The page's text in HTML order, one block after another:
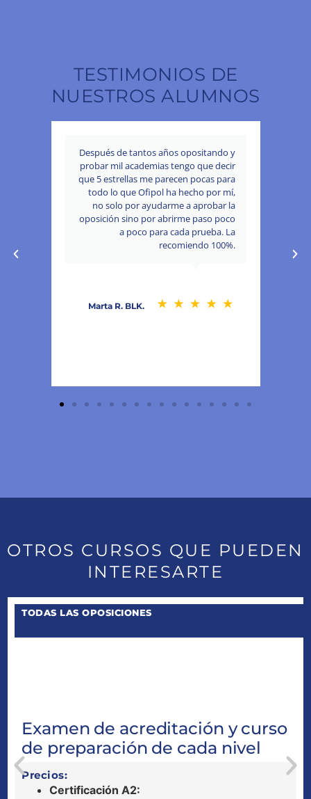
TESTIMONIOS DE
NUESTROS ALUMNOS
Después de tantos años opositando y
probar mil academias tengo que decir
que 5 estrellas me parecen pocas para
todo lo que Ofipol ha hecho por mí,
no solo por ayudarme a aprobar la
oposición sino por abrirme paso poco
a poco para cada prueba. La
recomiendo 100%.
Marta R. BLK.
OTROS CURSOS QUE PUEDEN
INTERESARTE
TODAS LAS OPOSICIONES
Examen de acreditación y curso
de preparación de cada nivel
Precios:
Certificación A2: